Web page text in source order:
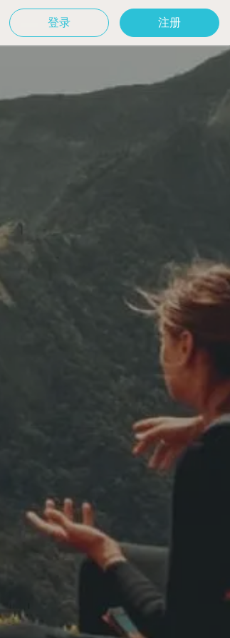
登录 注册